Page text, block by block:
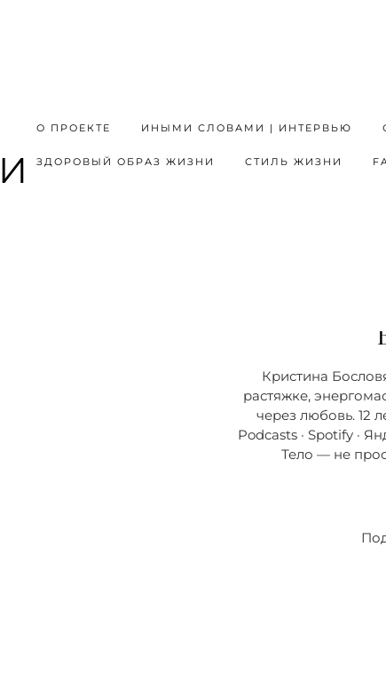
О ПРОЕКТЕ ИНЫМИ СЛОВАМИ | ИНТЕРВЬЮ
ЗДОРОВЫЙ ОБРАЗ ЖИЗНИ СТИЛЬ ЖИЗНИ
Кристина
растяжке,
через любовь. 12
Podcasts · Spotify ·
Тело — не